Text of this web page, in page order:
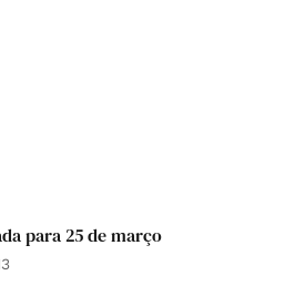
para 25 de março